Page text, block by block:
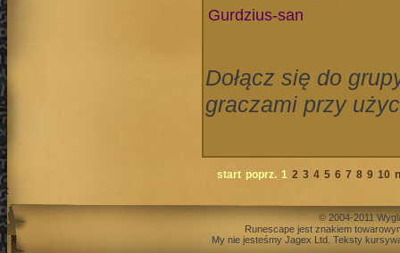
Gurdzius-san
Dołącz się do
graczami przy
start poprz. 1 2 3 4 5 6 7 8 9 10
© 2004-2011
Runescape jest znakiem
My nie jesteśmy Jagex Ltd. Teksty